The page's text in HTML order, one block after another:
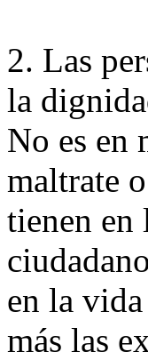
2. Las
la
No es en
maltrate
tienen en
en la
más las